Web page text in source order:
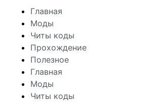
Главная
Моды
Читы коды
Прохождение
Полезное
Главная
Моды
Читы коды